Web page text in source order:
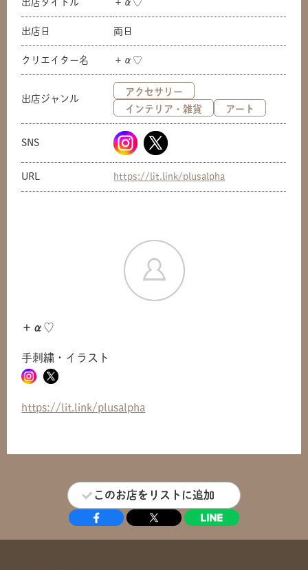
出店タイトル ＋α♡
出店日 両日
クリエイター名 ＋α♡
出店ジャンル
アクセサリー
インテリア・雑貨
アート
SNS
URL https://lit.link/plusalpha
＋α♡
手刺繍・イラスト
https://lit.link/plusalpha
このお店をリストに追加